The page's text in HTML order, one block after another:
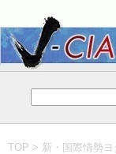
TOP > 新・国際情勢ヨ